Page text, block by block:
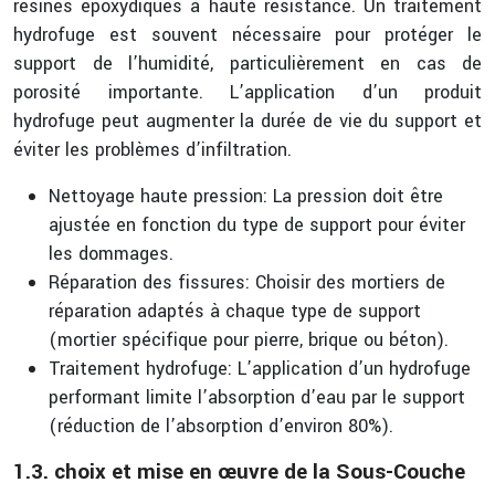
résines époxydiques à haute résistance. Un traitement
hydrofuge est souvent nécessaire pour protéger le
support de l’humidité, particulièrement en cas de
porosité importante. L’application d’un produit
hydrofuge peut augmenter la durée de vie du support et
éviter les problèmes d’infiltration.
Nettoyage haute pression: La pression doit être
ajustée en fonction du type de support pour éviter
les dommages.
Réparation des fissures: Choisir des mortiers de
réparation adaptés à chaque type de support
(mortier spécifique pour pierre, brique ou béton).
Traitement hydrofuge: L’application d’un hydrofuge
performant limite l’absorption d’eau par le support
(réduction de l’absorption d’environ 80%).
1.3. choix et mise en œuvre de la Sous-Couche